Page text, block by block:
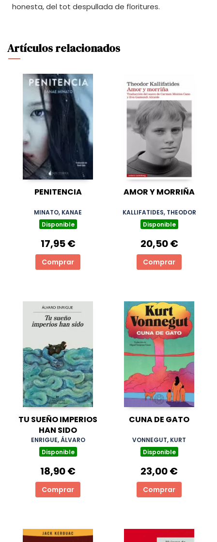
honesta, del tot despullada de floritures.
Artículos relacionados
PENITENCIA
MINATO, KANAE
Disponible
17,95 €
Comprar
AMOR Y MORRIÑA
KALLIFATIDES, THEODOR
Disponible
20,50 €
Comprar
TU SUEÑO IMPERIOS
HAN SIDO
ENRIGUE, ÁLVARO
Disponible
18,90 €
Comprar
CUNA DE GATO
VONNEGUT, KURT
Disponible
23,00 €
Comprar